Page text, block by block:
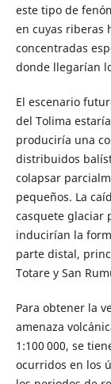
este tipo de
en cuyas riberas
concentradas
donde llegarían
El escenario
del Tolima
produciría una
distribuidos
colapsar
pequeños. La
casquete glaciar
inducirían la
parte distal,
Totare y San
Para obtener la
amenaza
1:100 000, se
ocurridos en los